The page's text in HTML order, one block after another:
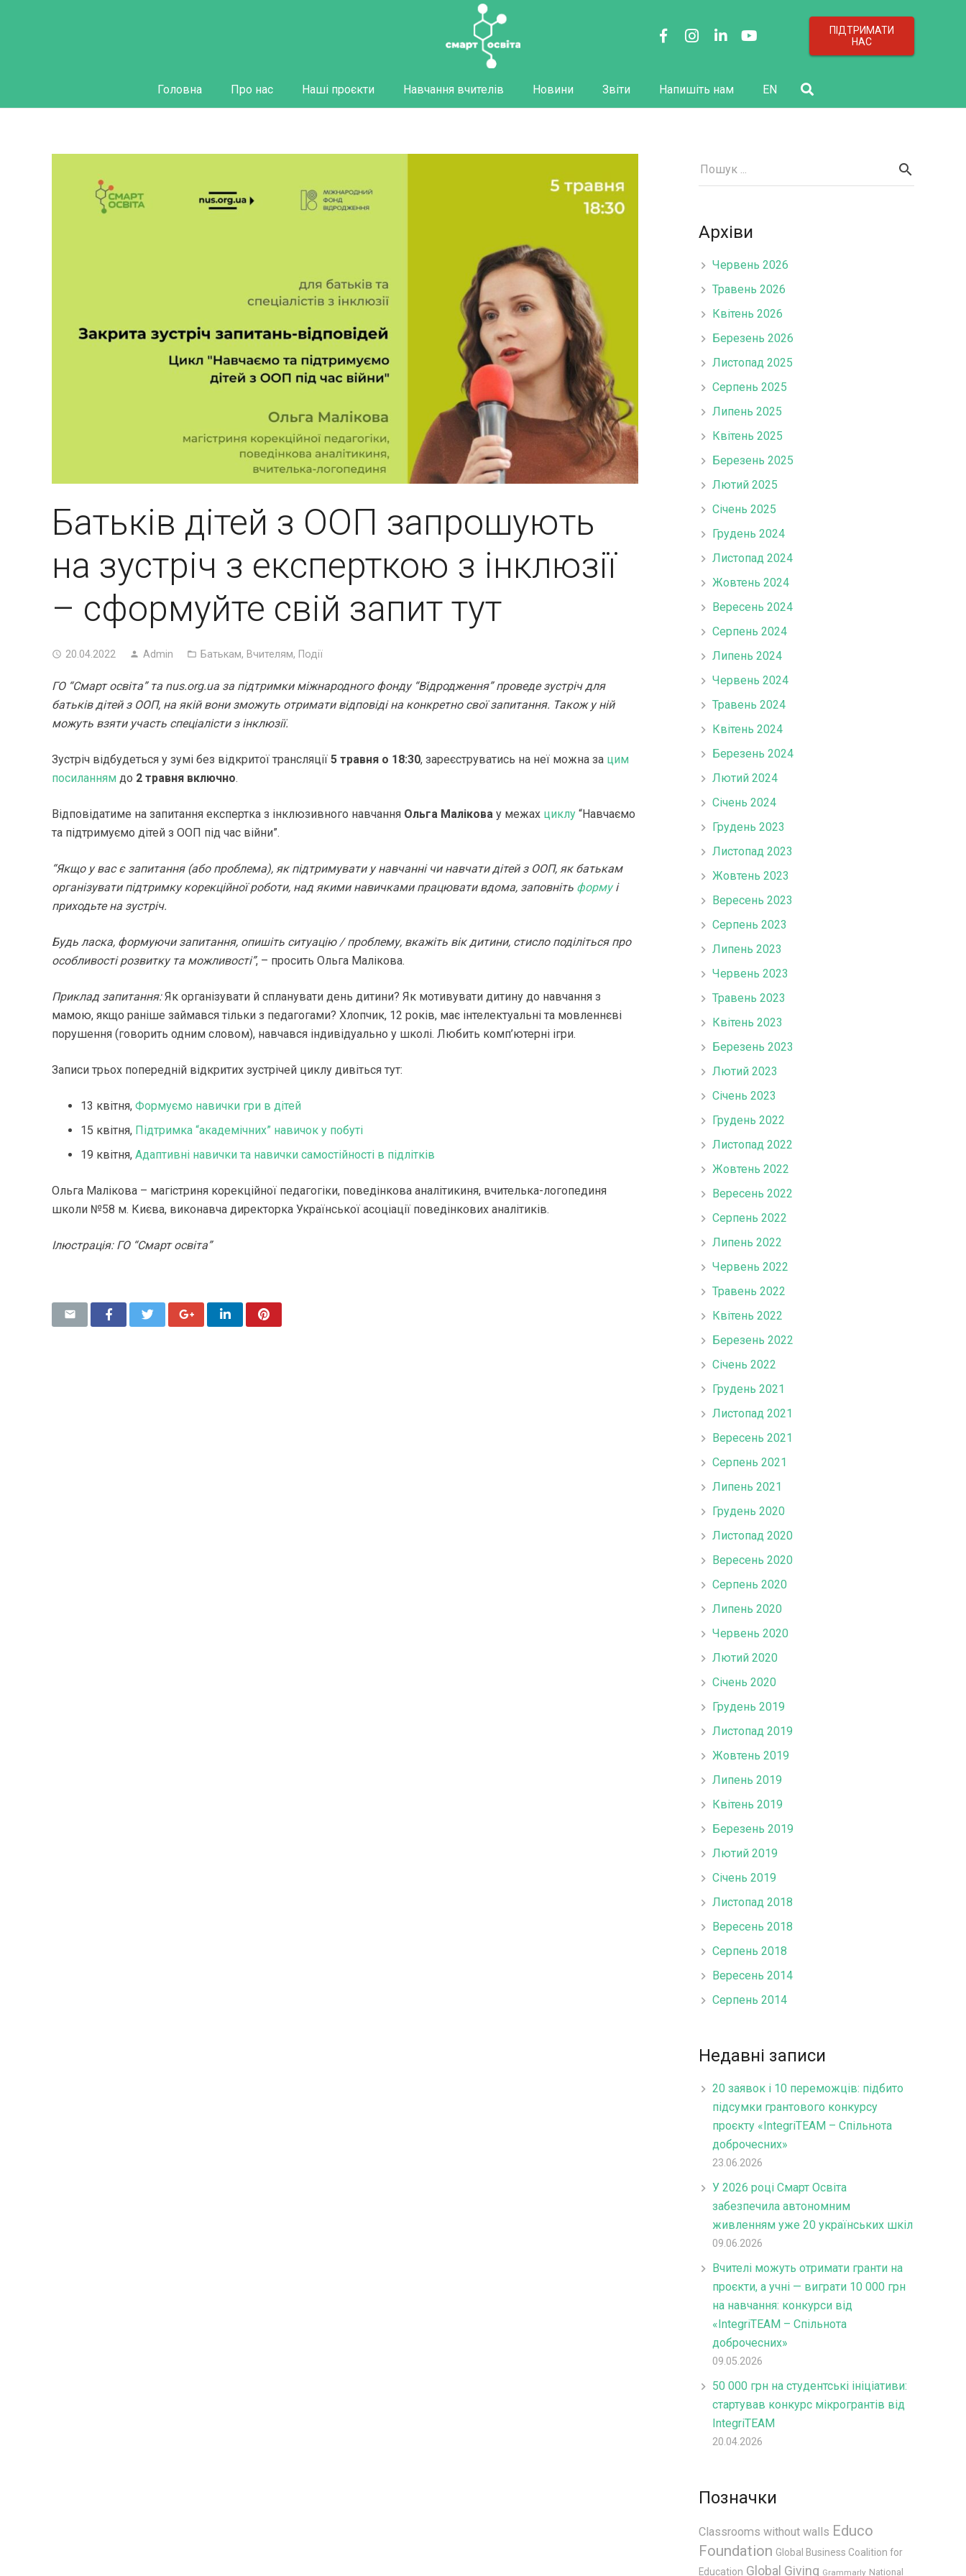
ПІДТРИМАТИ
НАС
Головна Про нас Наші проєкти Навчання вчителів Новини Звіти Напишіть нам EN
Батьків дітей з ООП запрошують
на зустріч з експерткою з інклюзії
– сформуйте свій запит тут
20.04.2022 Admin Батькам, Вчителям, Події
ГО “Смарт освіта” та nus.org.ua за підтримки міжнародного фонду “Відродження” проведе зустріч для
батьків дітей з ООП, на якій вони зможуть отримати відповіді на конкретно свої запитання. Також у ній
можуть взяти участь спеціалісти з інклюзії.
Зустріч відбудеться у зумі без відкритої трансляції 5 травня о 18:30, зареєструватись на неї можна за цим
посиланням до 2 травня включно.
Відповідатиме на запитання експертка з інклюзивного навчання Ольга Малікова у межах циклу “Навчаємо
та підтримуємо дітей з ООП під час війни”.
“Якщо у вас є запитання (або проблема), як підтримувати у навчанні чи навчати дітей з ООП, як батькам
організувати підтримку корекційної роботи, над якими навичками працювати вдома, заповніть формуі
приходьте на зустріч.
Будь ласка, формуючи запитання, опишіть ситуацію / проблему, вкажіть вік дитини, стисло поділіться про
особливості розвитку та можливості”, – просить Ольга Малікова.
Приклад запитання:Як організувати й спланувати день дитини? Як мотивувати дитину до навчання з
мамою, якщо раніше займався тільки з педагогами? Хлопчик, 12 років, має інтелектуальні та мовленнєві
порушення (говорить одним словом), навчався індивідуально у школі. Любить комп’ютерні ігри.
Записи трьох попередній відкритих зустрічей циклу дивіться тут:
13 квітня, Формуємо навички гри в дітей
15 квітня, Підтримка “академічних” навичок у побуті
19 квітня, Адаптивні навички та навички самостійності в підлітків
Ольга Малікова – магістриня корекційної педагогіки, поведінкова аналітикиня, вчителька-логопединя
школи №58 м. Києва, виконавча директорка Української асоціації поведінкових аналітиків.
Ілюстрація: ГО “Смарт освіта”
Архіви
Червень 2026
Травень 2026
Квітень 2026
Березень 2026
Листопад 2025
Серпень 2025
Липень 2025
Квітень 2025
Березень 2025
Лютий 2025
Січень 2025
Грудень 2024
Листопад 2024
Жовтень 2024
Вересень 2024
Серпень 2024
Липень 2024
Червень 2024
Травень 2024
Квітень 2024
Березень 2024
Лютий 2024
Січень 2024
Грудень 2023
Листопад 2023
Жовтень 2023
Вересень 2023
Серпень 2023
Липень 2023
Червень 2023
Травень 2023
Квітень 2023
Березень 2023
Лютий 2023
Січень 2023
Грудень 2022
Листопад 2022
Жовтень 2022
Вересень 2022
Серпень 2022
Липень 2022
Червень 2022
Травень 2022
Квітень 2022
Березень 2022
Січень 2022
Грудень 2021
Листопад 2021
Вересень 2021
Серпень 2021
Липень 2021
Грудень 2020
Листопад 2020
Вересень 2020
Серпень 2020
Липень 2020
Червень 2020
Лютий 2020
Січень 2020
Грудень 2019
Листопад 2019
Жовтень 2019
Липень 2019
Квітень 2019
Березень 2019
Лютий 2019
Січень 2019
Листопад 2018
Вересень 2018
Серпень 2018
Вересень 2014
Серпень 2014
Недавні записи
20 заявок і 10 переможців: підбито
підсумки грантового конкурсу
проєкту «IntegriTEAM – Спільнота
доброчесних»
23.06.2026
У 2026 році Смарт Освіта
забезпечила автономним
живленням уже 20 українських шкіл
09.06.2026
Вчителі можуть отримати гранти на
проєкти, а учні — виграти 10 000 грн
на навчання: конкурси від
«IntegriTEAM – Спільнота
доброчесних»
09.05.2026
50 000 грн на студентські ініціативи:
стартував конкурс мікрогрантів від
IntegriTEAM
20.04.2026
Позначки
Classrooms without walls Educo
Foundation Global Business Coalition for
Education Global Giving Grammarly National